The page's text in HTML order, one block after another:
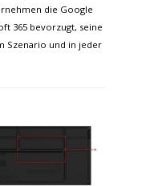
die Google
365 bevorzugt, seine
Szenario und in jeder